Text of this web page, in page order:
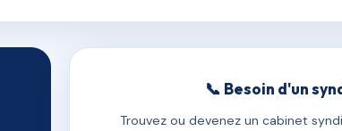
📞 Besoin d'un
Trouvez ou devenez un cabinet